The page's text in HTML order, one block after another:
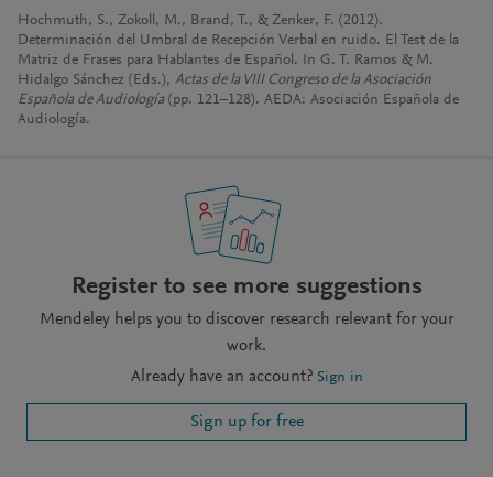
Hochmuth, S., Zokoll, M., Brand, T., & Zenker, F. (2012).
Determinación del Umbral de Recepción Verbal en ruido. El Test de la
Matriz de Frases para Hablantes de Español. In G. T. Ramos & M.
Hidalgo Sánchez (Eds.), Actas de la VIII Congreso de la Asociación
Española de Audiología(pp. 121–128). AEDA: Asociación Española de
Audiología.
Register to see more suggestions
Mendeley helps you to discover research relevant for your
work.
Already have an account? Sign in
Sign up for free